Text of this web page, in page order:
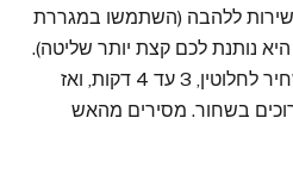
ללהבה (השתמשו במגררת
נותנת לכם קצת יותר שליטה).
מבשלים עד שהצד הזה משחיר לחלוטין, 3 עד 4 דקות, ואז
בשחור. מסירים מהאש